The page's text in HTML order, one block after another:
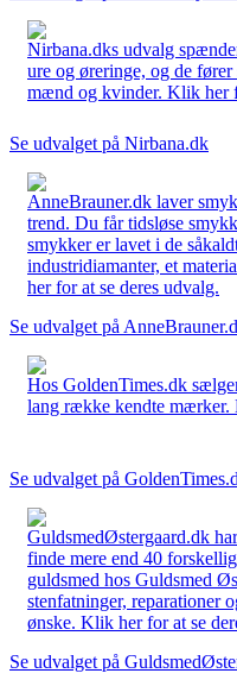
Nirbana.dks udvalg
ure og øreringe, og de
mænd og kvinder. Klik her
Se udvalget på Nirbana.dk
AnneBrauner.dk laver
trend. Du får tidsløse
smykker er lavet i de
industridiamanter, et
her for at se deres udvalg.
Se udvalget på
Hos GoldenTimes.dk
lang række kendte mærker.
Se udvalget på
GuldsmedØstergaard.dk
finde mere end 40
guldsmed hos Guldsmed
stenfatninger, reparationer
ønske. Klik her for at se
Se udvalget på